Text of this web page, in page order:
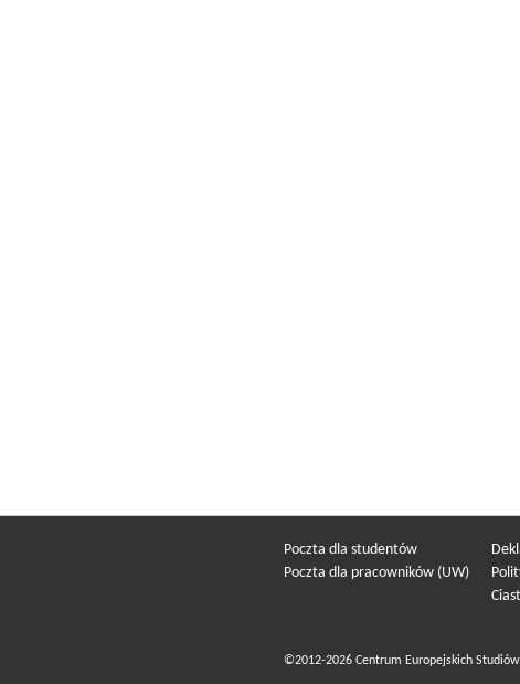
Poczta dla studentów
Poczta dla pracowników (UW)
©2012-2026 Centrum Europejskich